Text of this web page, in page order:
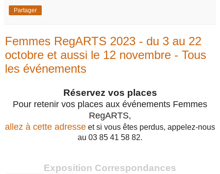
Partager
Femmes RegARTS 2023 - du 3 au 22
octobre et aussi le 12 novembre - Tous
les événements
Réservez vos places
Pour retenir vos places aux événements Femmes
RegARTS,
allez à cette adresse et si vous êtes perdus, appelez-nous
au 03 85 41 58 82.
Exposition Correspondances